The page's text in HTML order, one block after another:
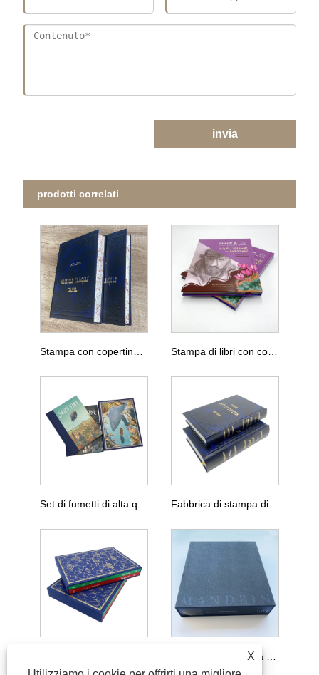
invia
prodotti correlati
Stampa con copertina rigida di libri religiosi con bordo spruzzato Stampa di libri con copertina rigida di alta qualità
Fabbrica di stampa di libri ebrei con copertina in pelle
X